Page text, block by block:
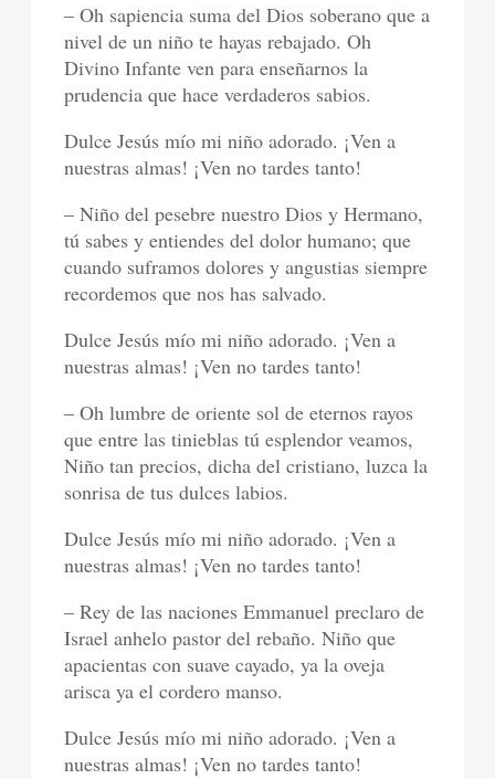
– Oh sapiencia suma del Dios soberano que a
nivel de un niño te hayas rebajado. Oh
Divino Infante ven para enseñarnos la
prudencia que hace verdaderos sabios.
Dulce Jesús mío mi niño adorado. ¡Ven a
nuestras almas! ¡Ven no tardes tanto!
– Niño del pesebre nuestro Dios y Hermano,
tú sabes y entiendes del dolor humano; que
cuando suframos dolores y angustias siempre
recordemos que nos has salvado.
Dulce Jesús mío mi niño adorado. ¡Ven a
nuestras almas! ¡Ven no tardes tanto!
– Oh lumbre de oriente sol de eternos rayos
que entre las tinieblas tú esplendor veamos,
Niño tan precios, dicha del cristiano, luzca la
sonrisa de tus dulces labios.
Dulce Jesús mío mi niño adorado. ¡Ven a
nuestras almas! ¡Ven no tardes tanto!
– Rey de las naciones Emmanuel preclaro de
Israel anhelo pastor del rebaño. Niño que
apacientas con suave cayado, ya la oveja
arisca ya el cordero manso.
Dulce Jesús mío mi niño adorado. ¡Ven a
nuestras almas! ¡Ven no tardes tanto!